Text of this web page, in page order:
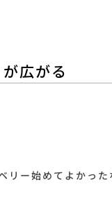
広がる
リー始めてよかっ